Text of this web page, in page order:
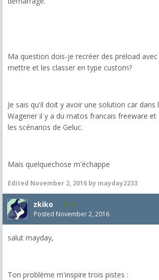
Ma question dois-je recréer des preload
mettre et les classer en type custom?
Je sais qu'il doit y avoir une solution car dans
Wagener il y a du matos francais freeware et
les scénarios de Geluc.
Mais quelquechose m'échappe
Edited November 2, 2016 by mayday2233
zkiko 74
Posted November 2, 2016
salut mayday,
Ton problème m'inspire trois pistes :